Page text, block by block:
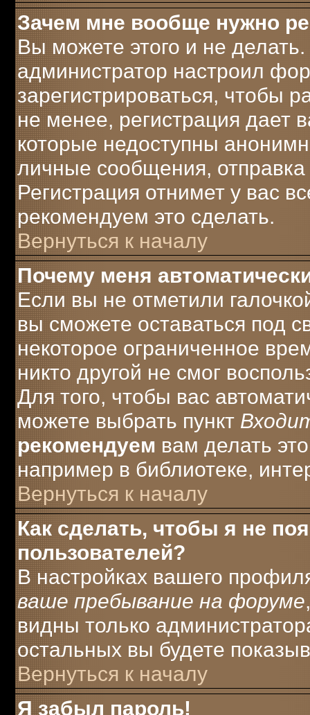
Зачем мне вообще нужно
Вы можете этого и не делать.
администратор настроил
зарегистрироваться, чтобы
не менее, регистрация дает
которые недоступны
личные сообщения, отправка
Регистрация отнимет у вас
рекомендуем это сделать.
Вернуться к началу
Почему меня
Если вы не отметили
вы сможете оставаться под
некоторое ограниченное
никто другой не смог
Для того, чтобы вас
можете выбрать пункт
рекомендуем вам делать
например в библиотеке,
Вернуться к началу
Как сделать, чтобы я не
пользователей?
В настройках вашего
ваше пребывание на форуме
видны только
остальных вы будете
Вернуться к началу
Я забыл пароль!